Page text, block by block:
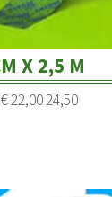
X 2,5 M
22,00 24,50